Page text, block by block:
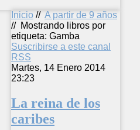
Inicio // A partir de 9 años
// Mostrando libros por
etiqueta: Gamba
Suscribirse a este canal
RSS
Martes, 14 Enero 2014
23:23
La reina de los
caribes